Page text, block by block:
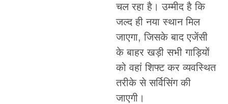
चल रहा है। उम्मीद है कि
जल्द ही नया स्थान मिल
जाएगा, जिसके बाद एजेंसी
के बाहर खड़ी सभी गाड़ियों
को वहां शिफ्ट कर व्यवस्थित
तरीके से सर्विसिंग की
जाएगी।